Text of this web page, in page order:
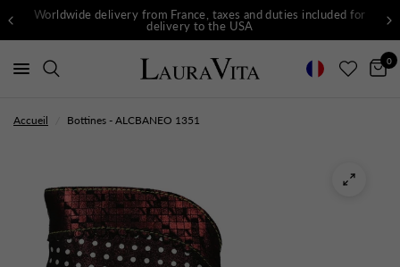
Worldwide delivery from France, taxes and duties included for
delivery to the USA
0
Accueil Bottines - ALCBANEO 1351